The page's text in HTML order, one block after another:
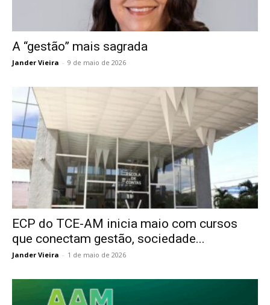
A “gestão” mais sagrada
Jander Vieira - 9 de maio de 2026
ECP do TCE-AM inicia maio com cursos
que conectam gestão, sociedade...
Jander Vieira - 1 de maio de 2026